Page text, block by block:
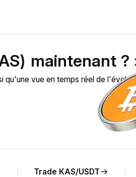
maintenant ?
vue en temps réel de
Trade KAS/USDT